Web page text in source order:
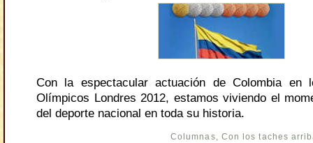
Con la espectacular actuación de Colombia en
Olímpicos Londres 2012, estamos viviendo el
del deporte nacional en toda su historia.
Columnas, Con los taches